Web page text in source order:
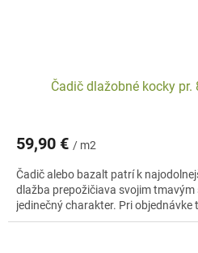
Čadič dlažobné kocky
59,90 € / m2
Čadič alebo bazalt patrí k
dlažba prepožičiava svojim
jedinečný charakter. Pri objednávke